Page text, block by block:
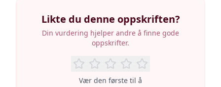
Likte du denne oppskriften?
Din vurdering hjelper andre å finne gode
oppskrifter.
Vær den første til å